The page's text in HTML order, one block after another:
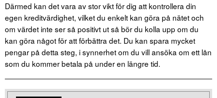
Därmed kan det vara av stor vikt för dig att kontrollera din
egen kreditvärdighet, vilket du enkelt kan göra på nätet och
om värdet inte ser så positivt ut så bör du kolla upp om du
kan göra något för att förbättra det. Du kan spara mycket
pengar på detta steg, i synnerhet om du vill ansöka om ett lån
som du kommer betala på under en längre tid.